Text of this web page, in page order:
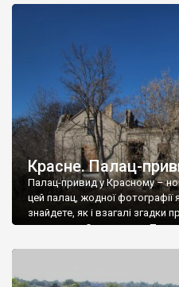
Красне. Палац-
Палац-привид у Красному –
цей палац, жодної фотографії
знайдете, як і взагалі згадки
мешканець Самгородка.